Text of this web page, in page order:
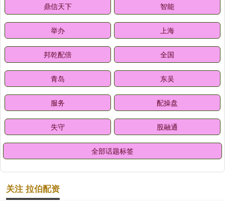
鼎信天下 智能
举办 上海
邦乾配倍 全国
青岛 东吴
服务 配操盘
失守 股融通
全部话题标签
关注 拉伯配资